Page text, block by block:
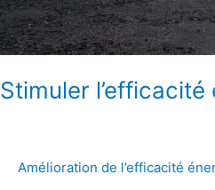
Stimuler
Amélioration de l’efficacité